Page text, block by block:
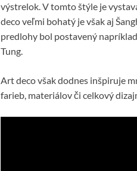
výstrelok. V tomto štýle je
deco veľmi bohatý je však aj
predlohy bol postavený
Tung.
Art deco však dodnes inšpiruje
farieb, materiálov či celkový